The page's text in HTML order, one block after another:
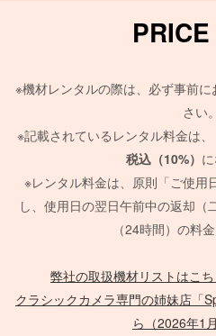
※機材レンタルの際は、必ず事前
さい。
※記載されているレンタル料金は、
税込（10%）
※レンタル料金は、原則「ご使用
し、使用日の翌日午前中の返却（
（24時間）の料
弊社の取扱機材リストはこち
クラシックカメラ専門の姉妹店「
ら（2026年1